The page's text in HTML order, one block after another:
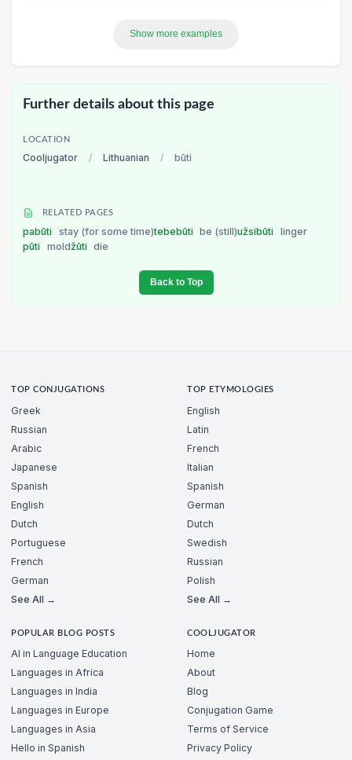
Show more examples
Further details about this page
LOCATION
Cooljugator / Lithuanian / būti
RELATED PAGES
pabūti stay (for some time)tebebūti be (still)užsibūti
linger
pūti
moldžūti die
Back to Top
TOP CONJUGATIONS
Greek
Russian
Arabic
Japanese
Spanish
English
Dutch
Portuguese
French
German
See All →
TOP ETYMOLOGIES
English
Latin
French
Italian
Spanish
German
Dutch
Swedish
Russian
Polish
See All →
POPULAR BLOG POSTS
AI in Language Education
Languages in Africa
Languages in India
Languages in Europe
Languages in Asia
Hello in Spanish
COOLJUGATOR
Home
About
Blog
Conjugation Game
Terms of Service
Privacy Policy